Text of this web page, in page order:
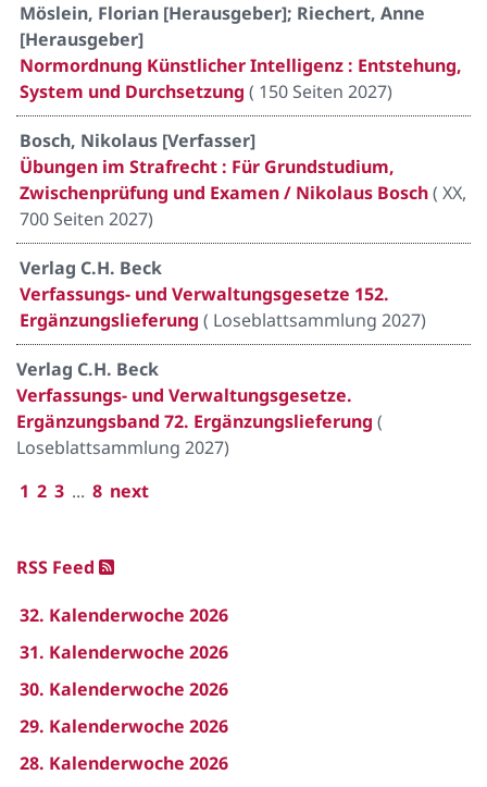
Möslein, Florian [Herausgeber]; Riechert, Anne
[Herausgeber]
Normordnung Künstlicher Intelligenz : Entstehung,
System und Durchsetzung ( 150 Seiten 2027)
Bosch, Nikolaus [Verfasser]
Übungen im Strafrecht : Für Grundstudium,
Zwischenprüfung und Examen / Nikolaus Bosch( XX,
700 Seiten 2027)
Verlag C.H. Beck
Verfassungs- und Verwaltungsgesetze 152.
Ergänzungslieferung ( Loseblattsammlung 2027)
Verlag C.H. Beck
Verfassungs- und Verwaltungsgesetze.
Ergänzungsband 72. Ergänzungslieferung (
Loseblattsammlung 2027)
1 2 3 ... 8 next
RSS Feed
32. Kalenderwoche 2026
31. Kalenderwoche 2026
30. Kalenderwoche 2026
29. Kalenderwoche 2026
28. Kalenderwoche 2026